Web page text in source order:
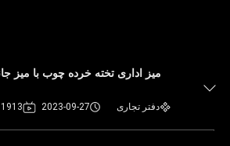
دفتر تجاری 2023-09-27 1913 نظرات